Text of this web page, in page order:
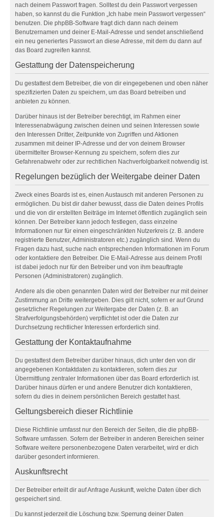
nach deinem Passwort fragen. Solltest du dein Passwort vergessen
haben, so kannst du die Funktion „Ich habe mein Passwort vergessen“
benutzen. Die phpBB-Software fragt dich dann nach deinem
Benutzernamen und deiner E-Mail-Adresse und sendet anschließend
ein neu generiertes Passwort an diese Adresse, mit dem du dann auf
das Board zugreifen kannst.
Gestattung der Datenspeicherung
Du gestattest dem Betreiber, die von dir eingegebenen und oben näher
spezifizierten Daten zu speichern, um das Board betreiben und
anbieten zu können.
Darüber hinaus ist der Betreiber berechtigt, im Rahmen einer
Interessenabwägung zwischen deinen und seinen Interessen sowie
den Interessen Dritter, Zeitpunkte von Zugriffen und Aktionen
zusammen mit deiner IP-Adresse und der von deinem Browser
übermittelter Browser-Kennung zu speichern, sofern dies zur
Gefahrenabwehr oder zur rechtlichen Nachverfolgbarkeit notwendig ist.
Regelungen bezüglich der Weitergabe deiner Daten
Zweck eines Boards ist es, einen Austausch mit anderen Personen zu
ermöglichen. Du bist dir daher bewusst, dass die Daten deines Profils
und die von dir erstellten Beiträge im Internet öffentlich zugänglich sein
können. Der Betreiber kann jedoch festlegen, dass einzelne
Informationen nur für einen eingeschränkten Nutzerkreis (z. B. andere
registrierte Benutzer, Administratoren etc.) zugänglich sind. Wenn du
Fragen dazu hast, suche nach entsprechenden Informationen im Forum
oder kontaktiere den Betreiber. Die E-Mail-Adresse aus deinem Profil
ist dabei jedoch nur für den Betreiber und von ihm beauftragte
Personen (Administratoren) zugänglich.
Andere als die oben genannten Daten wird der Betreiber nur mit deiner
Zustimmung an Dritte weitergeben. Dies gilt nicht, sofern er auf Grund
gesetzlicher Regelungen zur Weitergabe der Daten (z. B. an
Strafverfolgungsbehörden) verpflichtet ist oder die Daten zur
Durchsetzung rechtlicher Interessen erforderlich sind.
Gestattung der Kontaktaufnahme
Du gestattest dem Betreiber darüber hinaus, dich unter den von dir
angegebenen Kontaktdaten zu kontaktieren, sofern dies zur
Übermittlung zentraler Informationen über das Board erforderlich ist.
Darüber hinaus dürfen er und andere Benutzer dich kontaktieren,
sofern du dies in deinem persönlichen Bereich gestattet hast.
Geltungsbereich dieser Richtlinie
Diese Richtlinie umfasst nur den Bereich der Seiten, die die phpBB-
Software umfassen. Sofern der Betreiber in anderen Bereichen seiner
Software weitere personenbezogene Daten verarbeitet, wird er dich
darüber gesondert informieren.
Auskunftsrecht
Der Betreiber erteilt dir auf Anfrage Auskunft, welche Daten über dich
gespeichert sind.
Du kannst jederzeit die Löschung bzw. Sperrung deiner Daten